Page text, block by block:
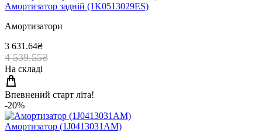
Амортизатор задній (1K0513029ES)
Амортизатори
3 631.64₴
4 539.55₴
На складі
Впевнений старт літа!
-20%
Амортизатор (1J0413031AM)